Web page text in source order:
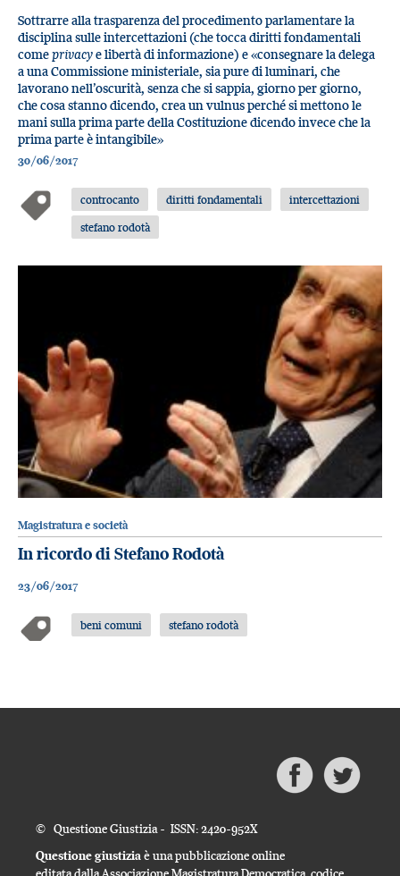
Sottrarre alla trasparenza del procedimento parlamentare la
disciplina sulle intercettazioni (che tocca diritti fondamentali
comeprivacye libertà di informazione) e «consegnare la delega
a una Commissione ministeriale, sia pure di luminari, che
lavorano nell’oscurità, senza che si sappia, giorno per giorno,
che cosa stanno dicendo, crea un vulnus perché si mettono le
mani sulla prima parte della Costituzione dicendo invece che la
prima parte è intangibile»
30/06/2017
controcanto diritti fondamentali
intercettazioni
stefano rodotà
Magistratura e società
In ricordo di Stefano Rodotà
23/06/2017
beni comuni stefano rodotà
© Questione Giustizia - ISSN: 2420-952X
Questione giustiziaè una pubblicazione online